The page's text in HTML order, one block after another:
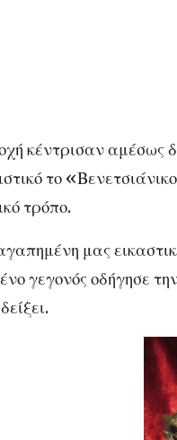
κέντρισαν αμέσως
το
τρόπο.
μας
γεγονός οδήγησε